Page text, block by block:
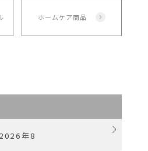
ホームケア商品
2026年8